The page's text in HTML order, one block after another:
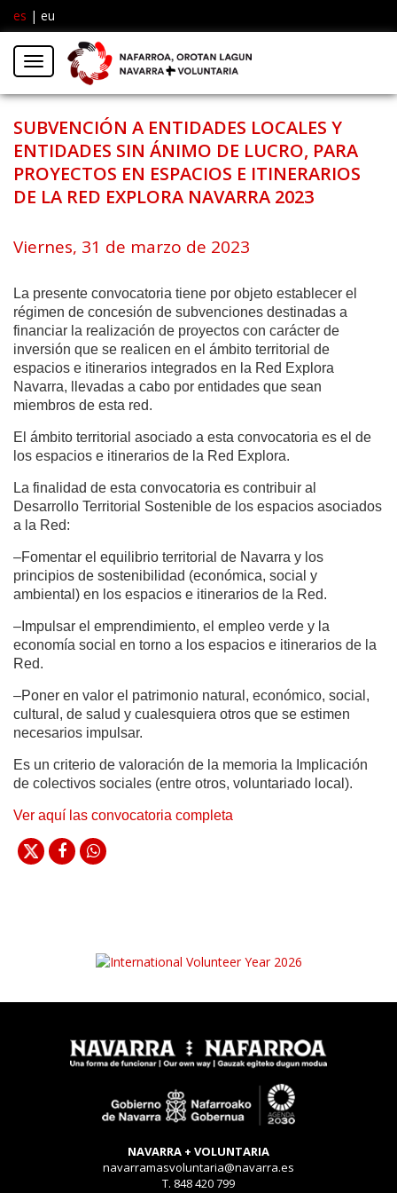
es | eu
Menú
SUBVENCIÓN A ENTIDADES LOCALES Y
ENTIDADES SIN ÁNIMO DE LUCRO, PARA
PROYECTOS EN ESPACIOS E ITINERARIOS
DE LA RED EXPLORA NAVARRA 2023
Viernes, 31 de marzo de 2023
La presente convocatoria tiene por objeto establecer el
régimen de concesión de subvenciones destinadas a
financiar la realización de proyectos con carácter de
inversión que se realicen en el ámbito territorial de
espacios e itinerarios integrados en la Red Explora
Navarra, llevadas a cabo por entidades que sean
miembros de esta red.
El ámbito territorial asociado a esta convocatoria es el de
los espacios e itinerarios de la Red Explora.
La finalidad de esta convocatoria es contribuir al
Desarrollo Territorial Sostenible de los espacios asociados
a la Red:
–Fomentar el equilibrio territorial de Navarra y los
principios de sostenibilidad (económica, social y
ambiental) en los espacios e itinerarios de la Red.
–Impulsar el emprendimiento, el empleo verde y la
economía social en torno a los espacios e itinerarios de la
Red.
–Poner en valor el patrimonio natural, económico, social,
cultural, de salud y cualesquiera otros que se estimen
necesarios impulsar.
Es un criterio de valoración de la memoria la Implicación
de colectivos sociales (entre otros, voluntariado local).
Ver aquí las convocatoria completa
NAVARRA + VOLUNTARIA
navarramasvoluntaria@navarra.es
T. 848 420 799